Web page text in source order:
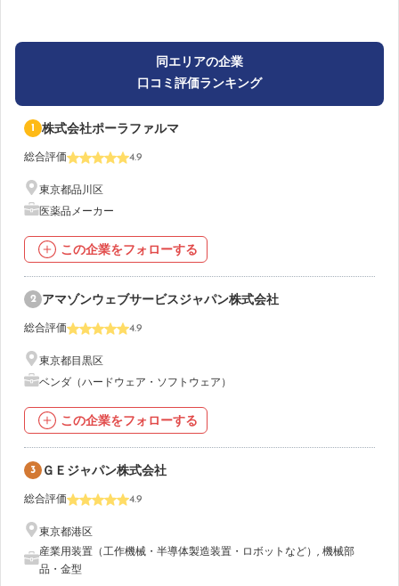
同エリアの企業
口コミ評価ランキング
1 株式会社ポーラファルマ
総合評価 4.9
東京都品川区
医薬品メーカー
この企業をフォローする
2 アマゾンウェブサービスジャパン株式会社
総合評価 4.9
東京都目黒区
ベンダ（ハードウェア・ソフトウェア）
この企業をフォローする
3 ＧＥジャパン株式会社
総合評価 4.9
東京都港区
産業用装置（工作機械・半導体製造装置・ロボットなど） , 機械部
品・金型